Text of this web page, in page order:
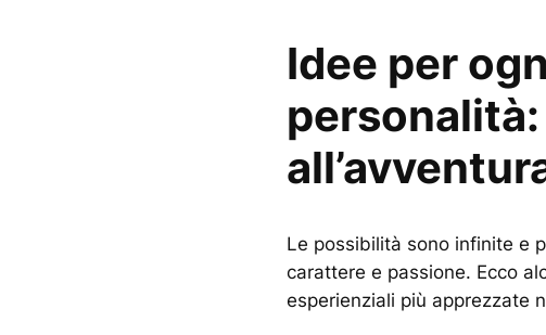
Idee per
Le possibilità sono infinite e
carattere e passione. Ecco
esperienziali più apprezzate